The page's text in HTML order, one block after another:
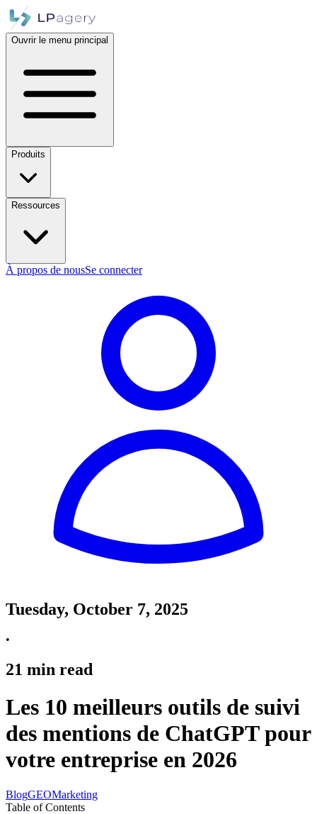
Ouvrir le menu principal
Produits
Ressources
À propos de nousSe connecter
Tuesday, October 7, 2025
•
21 min read
Les 10 meilleurs outils de suivi
des mentions de ChatGPT pour
votre entreprise en 2026
BlogGEOMarketing
Table of Contents